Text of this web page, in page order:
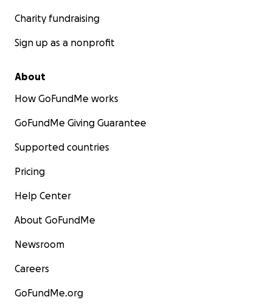
Charity fundraising
Sign up as a nonprofit
About
How GoFundMe works
GoFundMe Giving Guarantee
Supported countries
Pricing
Help Center
About GoFundMe
Newsroom
Careers
GoFundMe.org